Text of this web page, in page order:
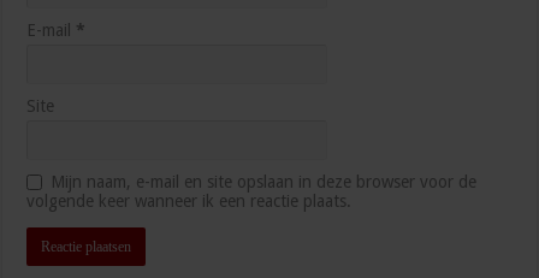
E-mail *
Site
Mijn naam, e-mail en site opslaan in deze browser voor de
volgende keer wanneer ik een reactie plaats.